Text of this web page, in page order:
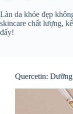
Làn da khỏe đẹp
skincare chất lượng,
đấy!
Quercetin: